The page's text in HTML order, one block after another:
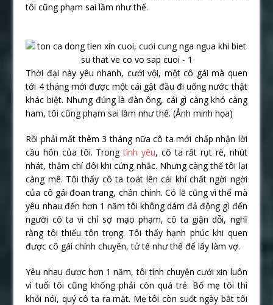
tôi cũng phạm sai lầm như thế.
Thời đại này yêu nhanh, cưới vội, một cô gái mà quen
tới 4 tháng mới được một cái gật đầu đi uống nước thật
khác biệt. Nhưng đúng là đàn ông, cái gì càng khó càng
ham, tôi cũng phạm sai lầm như thế. (Ảnh minh họa)
Rồi phải mất thêm 3 tháng nữa cô ta mới chấp nhận lời
cầu hôn của tôi. Trongtình yêu, cô ta rất rụt rè, nhút
nhát, thậm chí đôi khi cứng nhắc. Nhưng càng thế tôi lại
càng mê. Tôi thấy cô ta toát lên cái khí chất ngời ngời
của cô gái đoan trang, chân chính. Có lẽ cũng vì thế mà
yêu nhau đến hơn 1 năm tôi không dám đả động gì đến
người cô ta vì chỉ sợ mạo phạm, cô ta giận dỗi, nghĩ
rằng tôi thiếu tôn trọng. Tôi thấy hạnh phúc khi quen
được cô gái chính chuyên, tử tế như thế để lấy làm vợ.
Yêu nhau được hơn 1 năm, tôi tính chuyện cưới xin luôn
vì tuổi tôi cũng không phải còn quá trẻ. Bố mẹ tôi thì
khỏi nói, quý cô ta ra mặt. Mẹ tôi còn suốt ngày bắt tôi